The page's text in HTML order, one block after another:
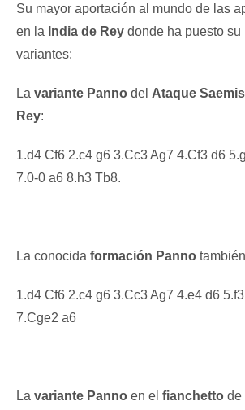
Su mayor aportación al mundo de las
en la India de Rey donde ha puesto su
variantes:
La variante Panno del Ataque
Rey:
1.d4 Cf6 2.c4 g6 3.Cc3 Ag7 4.Cf3 d6
7.0-0 a6 8.h3 Tb8.
La conocida formación Panno
1.d4 Cf6 2.c4 g6 3.Cc3 Ag7 4.e4 d6
7.Cge2 a6
La variante Panno en el fianchetto de